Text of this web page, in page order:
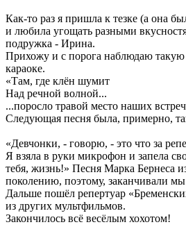
Как-то раз я пришла к тезке (а она
и любила угощать разными
подружка - Ирина.
Прихожу и с порога наблюдаю
караоке.
«Там, где клён шумит
Над речной волной...
...поросло травой место наших
Следующая песня была, примерно,
«Девчонки, - говорю, - это что за
Я взяла в руки микрофон и запела
тебя, жизнь!» Песня Марка Бернеса
поколению, поэтому, заканчивали мы
Дальше пошёл репертуар
из других мультфильмов.
Закончилось всё весёлым хохотом!